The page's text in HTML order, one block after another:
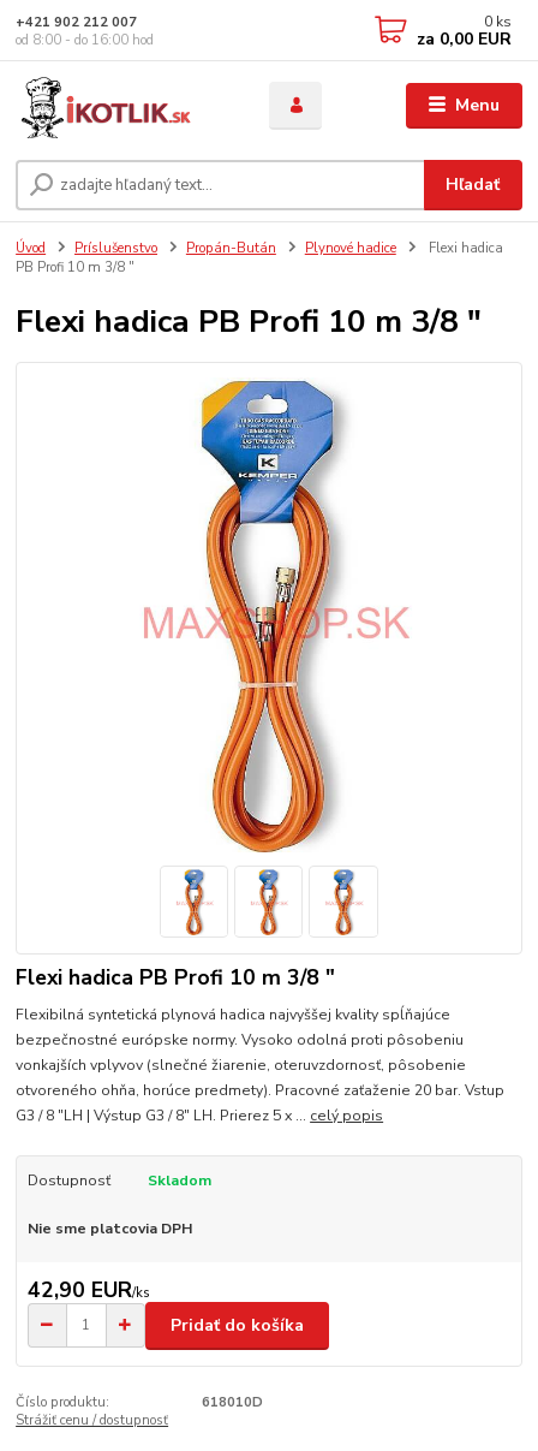
Menu
Hľadať
+421 902 212 007
od 8:00 - do 16:00 hod
0 ks
za 0,00 EUR
Úvod Príslušenstvo Propán-Bután Plynové hadice
Flexi hadica
PB Profi 10 m 3/8 "
Flexi hadica PB Profi 10 m 3/8 "
Flexi hadica PB Profi 10 m 3/8 "
Flexibilná syntetická plynová hadica najvyššej kvality spĺňajúce
bezpečnostné európske normy. Vysoko odolná proti pôsobeniu
vonkajších vplyvov (slnečné žiarenie, oteruvzdornosť, pôsobenie
otvoreného ohňa, horúce predmety). Pracovné zaťaženie 20 bar. Vstup
G3 / 8 "LH | Výstup G3 / 8" LH. Prierez 5 x ... celý popis
Dostupnosť Skladom
Nie sme platcovia DPH
42,90 EUR/ks
Pridať do košíka
Číslo produktu:
618010D
Strážiť cenu / dostupnosť